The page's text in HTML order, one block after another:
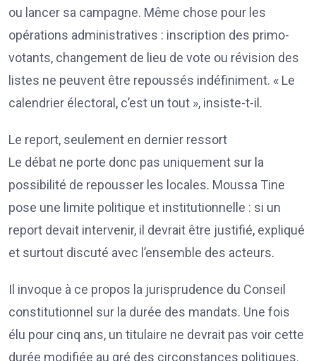
ou lancer sa campagne. Même chose pour les
opérations administratives : inscription des primo-
votants, changement de lieu de vote ou révision des
listes ne peuvent être repoussés indéfiniment. « Le
calendrier électoral, c’est un tout », insiste-t-il.
Le report, seulement en dernier ressort
Le débat ne porte donc pas uniquement sur la
possibilité de repousser les locales. Moussa Tine
pose une limite politique et institutionnelle : si un
report devait intervenir, il devrait être justifié, expliqué
et surtout discuté avec l’ensemble des acteurs.
Il invoque à ce propos la jurisprudence du Conseil
constitutionnel sur la durée des mandats. Une fois
élu pour cinq ans, un titulaire ne devrait pas voir cette
durée modifiée au gré des circonstances politiques.